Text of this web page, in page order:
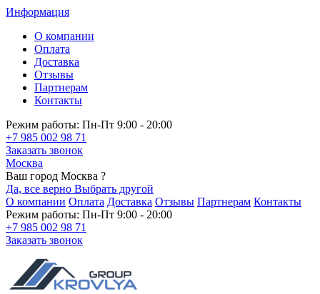
Информация
О компании
Оплата
Доставка
Отзывы
Партнерам
Контакты
Режим работы: Пн-Пт 9:00 - 20:00
+7 985 002 98 71
Заказать звонок
Москва
Ваш город Москва ?
Да, все верно Выбрать другой
О компании Оплата Доставка Отзывы Партнерам Контакты
Режим работы: Пн-Пт 9:00 - 20:00
+7 985 002 98 71
Заказать звонок